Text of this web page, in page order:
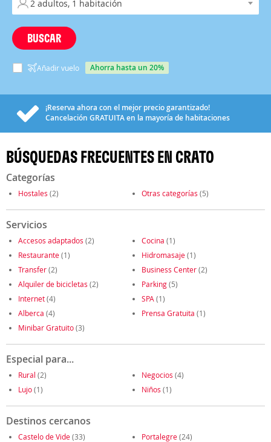
BUSCAR
Añadir vuelo ahorra hasta un 20%
¡Reserva ahora con el mejor precio garantizado!
Cancelación GRATUITAen la mayoría de habitaciones
BÚSQUEDAS FRECUENTES EN CRATO
Categorías
Hostales (2) Otras categorías (5)
Servicios
Accesos adaptados (2) Cocina (1)
Restaurante(1) Hidromasaje(1)
Transfer(2) Business Center(2)
Alquiler de bicicletas (2) Parking(5)
Internet(4) SPA (1)
Alberca (4) Prensa Gratuita (1)
Minibar Gratuito(3)
Especial para...
Rural (2) Negocios (4)
Lujo(1) Niños (1)
Destinos cercanos
Castelo de Vide(33) Portalegre(24)